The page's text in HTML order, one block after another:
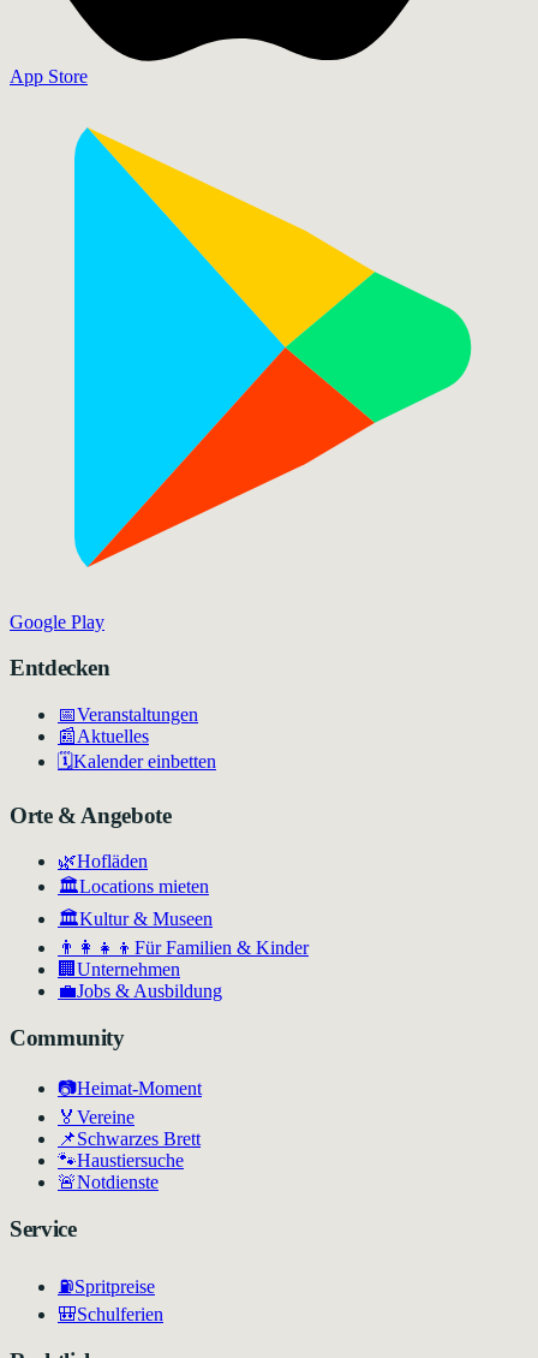
App Store
Google Play
Entdecken
📅Veranstaltungen
📰Aktuelles
🗓️Kalender einbetten
Orte & Angebote
🌿Hofläden
🏛️Locations mieten
🏛Kultur & Museen
👨‍👩‍👧‍👦 Für Familien & Kinder
🏢 Unternehmen
💼Jobs & Ausbildung
Community
📷Heimat-Moment
🏅 Vereine
📌Schwarzes Brett
🐾Haustiersuche
🚨Notdienste
Service
⛽Spritpreise
🎒Schulferien